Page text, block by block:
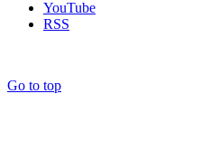
YouTube
RSS
Go to top